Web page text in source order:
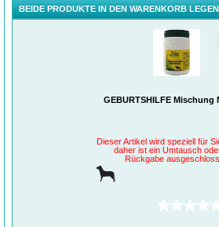
BEIDE PRODUKTE IN DEN WARENKORB
GEBURTSHILFE Mischung
Dieser Artikel wird speziell für
daher ist ein Umtausch
Rückgabe
(0)